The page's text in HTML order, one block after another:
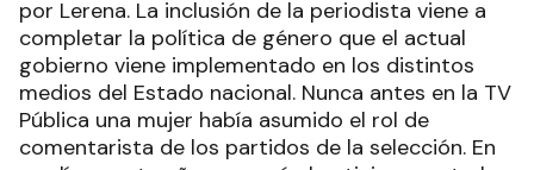
por Lerena. La inclusión de la periodista viene a
completar la política de género que el actual
gobierno viene implementado en los distintos
medios del Estado nacional. Nunca antes en la TV
Pública una mujer había asumido el rol de
comentarista de los partidos de la selección. En